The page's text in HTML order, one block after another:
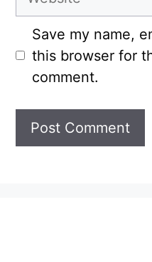
Save my name,
this browser for
comment.